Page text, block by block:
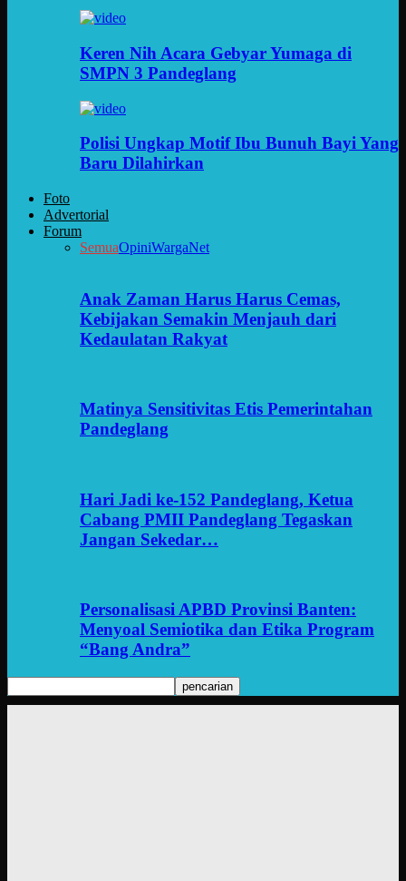
Keren Nih Acara Gebyar Yumaga di
SMPN 3 Pandeglang
Polisi Ungkap Motif Ibu Bunuh Bayi Yang
Baru Dilahirkan
Foto
Advertorial
Forum
SemuaOpiniWargaNet
Anak Zaman Harus Harus Cemas,
Kebijakan Semakin Menjauh dari
Kedaulatan Rakyat
Matinya Sensitivitas Etis Pemerintahan
Pandeglang
Hari Jadi ke-152 Pandeglang, Ketua
Cabang PMII Pandeglang Tegaskan
Jangan Sekedar…
Personalisasi APBD Provinsi Banten:
Menyoal Semiotika dan Etika Program
“Bang Andra”